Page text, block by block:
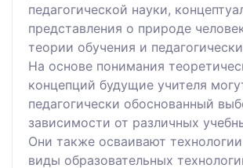
педагогической науки,
представления о природе
теории обучения и
На основе понимания
концепций будущие учителя
педагогически обоснованный
зависимости от различных
Они также осваивают
виды образовательных